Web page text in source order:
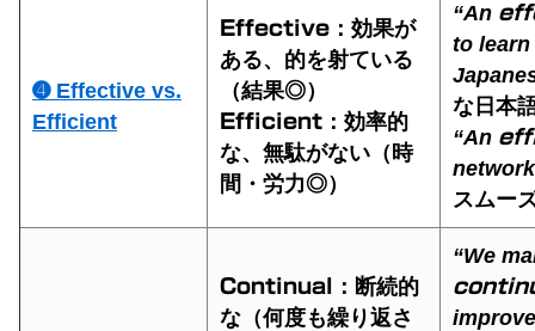
➍ Effective vs.
Efficient
Effective ：効果が
ある、的を射ている
（結果◎）
Efficient ：効率的
な、無駄がない（時
間・労力◎）
“An
to learn
な日本
“An
スムー
Continual
：断続的
な（何度も繰り返さ
“We